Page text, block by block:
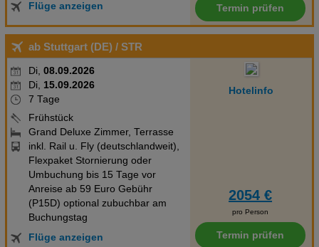
Flüge anzeigen
Termin prüfen
ab Stuttgart (DE) / STR
Di, 08.09.2026
Di, 15.09.2026
7 Tage
Frühstück
Grand Deluxe Zimmer, Terrasse
inkl. Rail u. Fly (deutschlandweit),
Flexpaket Stornierung oder
Umbuchung bis 15 Tage vor
Anreise ab 59 Euro Gebühr
(P15D) optional zubuchbar am
Buchungstag
Flüge anzeigen
Hotelinfo
2054 €
pro Person
Termin prüfen